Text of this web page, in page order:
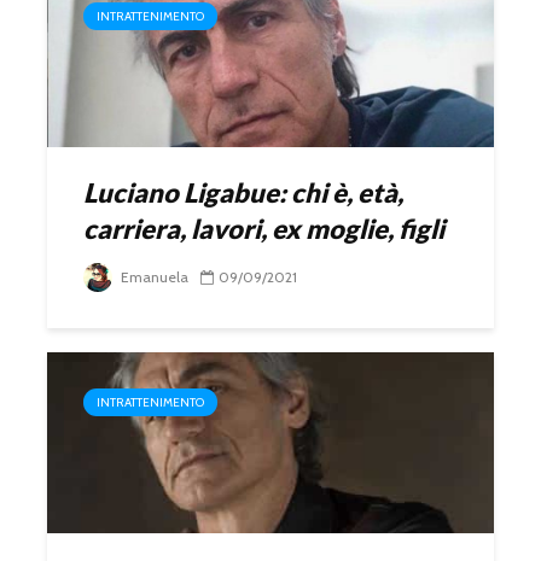
INTRATTENIMENTO
Luciano Ligabue: chi è, età,
carriera, lavori, ex moglie, figli
Emanuela 09/09/2021
INTRATTENIMENTO